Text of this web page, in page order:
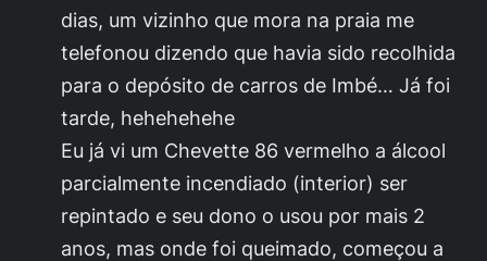
dias, um vizinho que mora na praia me
telefonou dizendo que havia sido recolhida
para o depósito de carros de Imbé… Já foi
tarde, hehehehehe
Eu já vi um Chevette 86 vermelho a álcool
parcialmente incendiado (interior) ser
repintado e seu dono o usou por mais 2
anos, mas onde foi queimado, começou a